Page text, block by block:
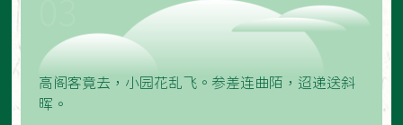
高阁客竟去，小园花乱飞。参差连曲陌，迢递送斜
晖。